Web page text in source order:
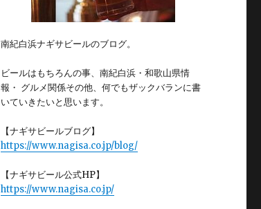
南紀白浜ナギサビールのブログ。
ビールはもちろんの事、南紀白浜・和歌山県情
報・ グルメ関係その他、何でもザックバランに書
いていきたいと思います。
【ナギサビールブログ】
https://www.nagisa.co.jp/blog/
【ナギサビール公式HP】
https://www.nagisa.co.jp/